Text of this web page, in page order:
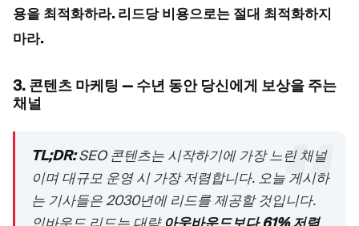
용을 최적화하라. 리드당 비용으로는 절대 최적화하지
마라.
3. 콘텐츠 마케팅 — 수년 동안 당신에게 보상을 주는
채널
TL;DR:SEO 콘텐츠는 시작하기에 가장 느린 채널
이며 대규모 운영 시 가장 저렴합니다. 오늘 게시하
는 기사들은 2030년에 리드를 제공할 것입니다.